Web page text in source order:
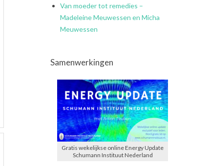
Van moeder tot remedies –
Madeleine Meuwessen en Micha
Meuwessen
Samenwerkingen
Gratis wekelijkse online Energy Update
Schumann Instituut Nederland